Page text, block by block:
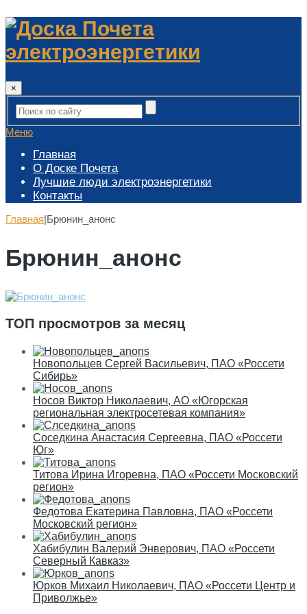
×
Меню
Главная
О Доске Почета
Лучшие люди электроэнергетики
Контакты
Главная|Брюнин_анонс
Брюнин_анонс
ТОП просмотров за месяц
Новопольцев Сергей Васильевич, ПАО «Россети
Сибирь»
Носов Виктор Николаевич, АО «Югорская
региональная электросетевая компания»
Соседкина Анастасия Сергеевна, ПАО «Россети
Юг»
Титова Ирина Игоревна, ПАО «Россети Московский
регион»
Федотова Екатерина Павловна, ПАО «Россети
Московский регион»
Хабибулин Валерий Энверович, ПАО «Россети
Северный Кавказ»
Юрков Михаил Николаевич, ПАО «Россети Центр и
Приволжье»